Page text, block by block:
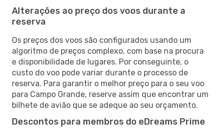
Alterações ao preço dos voos durante a
reserva
Os preços dos voos são configurados usando um
algoritmo de preços complexo, com base na procura
e disponibilidade de lugares. Por conseguinte, o
custo do voo pode variar durante o processo de
reserva. Para garantir o melhor preço para o seu voo
para Campo Grande, reserve assim que encontrar um
bilhete de avião que se adeque ao seu orçamento.
Descontos para membros do eDreams Prime